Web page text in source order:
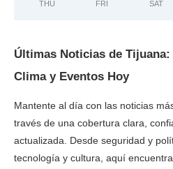
THU FRI SAT
Últimas Noticias de
Clima y Eventos Hoy
Mantente al día con las noticias
través de una cobertura clara,
actualizada. Desde seguridad y
tecnología y cultura, aquí